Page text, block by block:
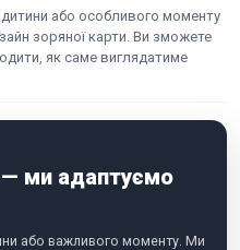
або особливого моменту
зоряної карти. Ви зможете
як саме виглядатиме
ми адаптуємо
або важливого моменту. Ми